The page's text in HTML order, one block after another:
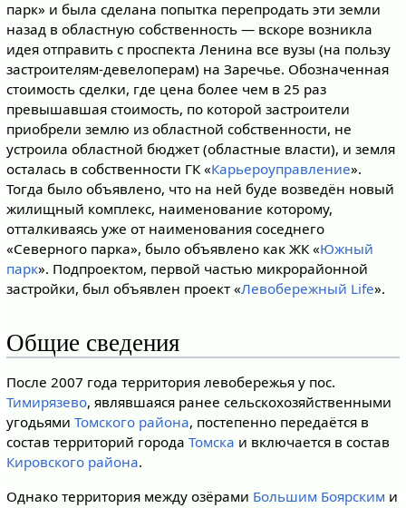
парк» и была сделана попытка перепродать эти земли
назад в областную собственность — вскоре возникла
идея отправить с проспекта Ленина все вузы (на пользу
застроителям-девелоперам) на Заречье. Обозначенная
стоимость сделки, где цена более чем в 25 раз
превышавшая стоимость, по которой застроители
приобрели землю из областной собственности, не
устроила областной бюджет (областные власти), и земля
осталась в собственности ГК «Карьероуправление».
Тогда было объявлено, что на ней буде возведён новый
жилищный комплекс, наименование которому,
отталкиваясь уже от наименования соседнего
«Северного парка», было объявлено как ЖК «Южный
парк». Подпроектом, первой частью микрорайонной
застройки, был объявлен проект «Левобережный Life».
Общие сведения
После 2007 года территория левобережья у пос.
Тимирязево, являвшаяся ранее сельскохозяйственными
угодьями Томского района, постепенно передаётся в
состав территорий города Томска и включается в состав
Кировского района.
Однако территория между озёрами Большим Боярским и